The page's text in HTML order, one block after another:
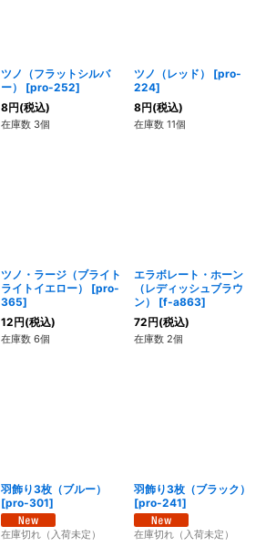
ツノ（フラットシルバ
ー）
[pro-252]
8円(税込)
在庫数 3個
ツノ（レッド） [pro-
224]
8円(税込)
在庫数 11個
ツノ・ラージ（ブライト
ライトイエロー）
[pro-
365]
12円(税込)
在庫数 6個
エラボレート・ホーン
（レディッシュブラウ
ン）
[f-a863]
72円(税込)
在庫数 2個
羽飾り3枚（ブルー）
[pro-301]
在庫切れ（入荷未定）
羽飾り3枚（ブラック）
[pro-241]
在庫切れ（入荷未定）